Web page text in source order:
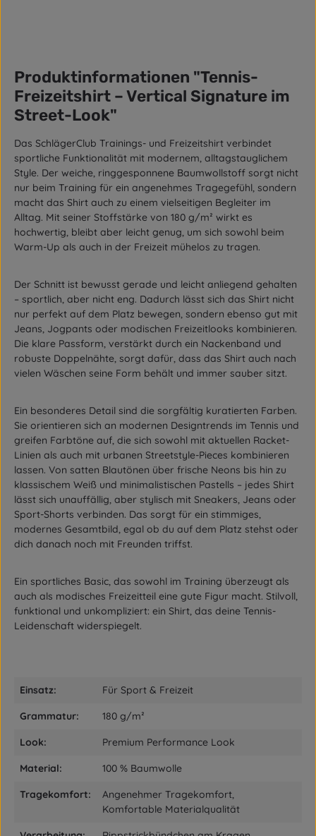
Produktinformationen "Tennis-
Freizeitshirt – Vertical Signature im
Street-Look"
Das SchlägerClub Trainings- und Freizeitshirt verbindet
sportliche Funktionalität mit modernem, alltagstauglichem
Style. Der weiche, ringgesponnene Baumwollstoff sorgt nicht
nur beim Training für ein angenehmes Tragegefühl, sondern
macht das Shirt auch zu einem vielseitigen Begleiter im
Alltag. Mit seiner Stoffstärke von 180 g/m² wirkt es
hochwertig, bleibt aber leicht genug, um sich sowohl beim
Warm-Up als auch in der Freizeit mühelos zu tragen.
Der Schnitt ist bewusst gerade und leicht anliegend gehalten
– sportlich, aber nicht eng. Dadurch lässt sich das Shirt nicht
nur perfekt auf dem Platz bewegen, sondern ebenso gut mit
Jeans, Jogpants oder modischen Freizeitlooks kombinieren.
Die klare Passform, verstärkt durch ein Nackenband und
robuste Doppelnähte, sorgt dafür, dass das Shirt auch nach
vielen Wäschen seine Form behält und immer sauber sitzt.
Ein besonderes Detail sind die sorgfältig kuratierten Farben.
Sie orientieren sich an modernen Designtrends im Tennis und
greifen Farbtöne auf, die sich sowohl mit aktuellen Racket-
Linien als auch mit urbanen Streetstyle-Pieces kombinieren
lassen. Von satten Blautönen über frische Neons bis hin zu
klassischem Weiß und minimalistischen Pastells – jedes Shirt
lässt sich unauffällig, aber stylisch mit Sneakers, Jeans oder
Sport-Shorts verbinden. Das sorgt für ein stimmiges,
modernes Gesamtbild, egal ob du auf dem Platz stehst oder
dich danach noch mit Freunden triffst.
Ein sportliches Basic, das sowohl im Training überzeugt als
auch als modisches Freizeitteil eine gute Figur macht. Stilvoll,
funktional und unkompliziert: ein Shirt, das deine Tennis-
Leidenschaft widerspiegelt.
Einsatz: Für Sport & Freizeit
Grammatur: 180 g/m²
Look: Premium Performance Look
Material: 100 % Baumwolle
Tragekomfort:
Angenehmer Tragekomfort,
Komfortable Materialqualität